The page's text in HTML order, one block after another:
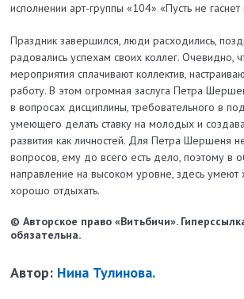
исполнении арт-группы «104» «Пусть не
Праздник завершился, люди расходились,
радовались успехам своих коллег. Очевидно,
мероприятия сплачивают коллектив,
работу. В этом огромная заслуга Петра
в вопросах дисциплины, требовательного в
умеющего делать ставку на молодых и
развития как личностей. Для Петра Шершеня
вопросов, ему до всего есть дело, поэтому в
направление на высоком уровне, здесь умеют
хорошо отдыхать.
© Авторское право «Витьбичи».
обязательна.
Автор: Нина Тулинова.